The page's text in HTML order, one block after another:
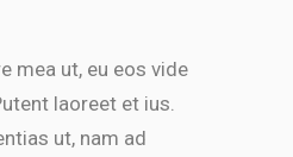
mea ut, eu eos vide
laoreet et ius.
ut, nam ad